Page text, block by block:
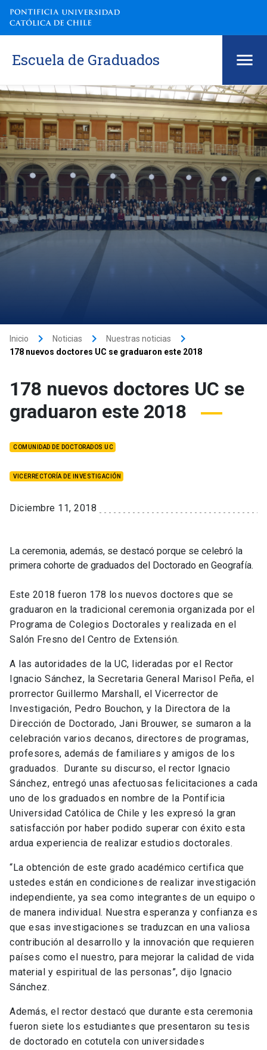
Escuela de Graduados
Inicio keyboard_arrow_right Noticias keyboard_arrow_right Nuestras noticias keyboard_arrow_right
178 nuevos doctores UC se graduaron este 2018
178 nuevos doctores UC se
graduaron este 2018
COMUNIDAD DE DOCTORADOS UC
VICERRECTORÍA DE INVESTIGACIÓN
Diciembre 11, 2018
La ceremonia, además, se destacó porque se celebró la
primera cohorte de graduados del Doctorado en Geografía.
Este 2018 fueron 178 los nuevos doctores que se
graduaron en la tradicional ceremonia organizada por el
Programa de Colegios Doctorales y realizada en el
Salón Fresno del Centro de Extensión.
A las autoridades de la UC, lideradas por el Rector
Ignacio Sánchez, la Secretaria General Marisol Peña, el
prorrector Guillermo Marshall, el Vicerrector de
Investigación, Pedro Bouchon, y la Directora de la
Dirección de Doctorado, Jani Brouwer, se sumaron a la
celebración varios decanos, directores de programas,
profesores, además de familiares y amigos de los
graduados. Durante su discurso, el rector Ignacio
Sánchez, entregó unas afectuosas felicitaciones a cada
uno de los graduados en nombre de la Pontificia
Universidad Católica de Chile y les expresó la gran
satisfacción por haber podido superar con éxito esta
ardua experiencia de realizar estudios doctorales.
“La obtención de este grado académico certifica que
ustedes están en condiciones de realizar investigación
independiente, ya sea como integrantes de un equipo o
de manera individual. Nuestra esperanza y confianza es
que esas investigaciones se traduzcan en una valiosa
contribución al desarrollo y la innovación que requieren
países como el nuestro, para mejorar la calidad de vida
material y espiritual de las personas”, dijo Ignacio
Sánchez.
Además, el rector destacó que durante esta ceremonia
fueron siete los estudiantes que presentaron su tesis
de doctorado en cotutela con universidades